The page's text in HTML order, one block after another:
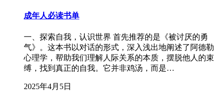
成年人必读书单
一、探索自我，认识世界 首先推荐的是《被讨厌的勇
气》。这本书以对话的形式，深入浅出地阐述了阿德勒
心理学，帮助我们理解人际关系的本质，摆脱他人的束
缚，找到真正的自我。它并非鸡汤，而是…
2025年4月5日